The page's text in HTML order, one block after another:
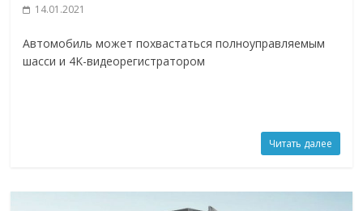
14.01.2021
Автомобиль может похвастаться полноуправляемым
шасси и 4K-видеорегистратором
Читать далее